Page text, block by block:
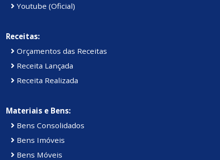
Youtube (Oficial)
Receitas:
Orçamentos das Receitas
Receita Lançada
Receita Realizada
Materiais e Bens:
Bens Consolidados
Bens Imóveis
Bens Móveis